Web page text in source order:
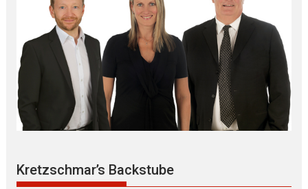
Kretzschmar’s Backstube